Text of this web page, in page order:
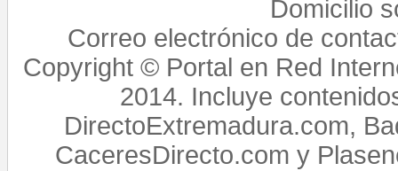
Domicilio
Correo electrónico de
Copyright © Portal en Red
2014. Incluye
DirectoExtremadura.com,
CaceresDirecto.com y